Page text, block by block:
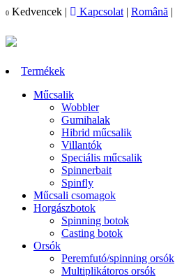
0 Kedvencek | Kapcsolat | Română |
Termékek
Műcsalik
Wobbler
Gumihalak
Hibrid műcsalik
Villantók
Speciális műcsalik
Spinnerbait
Spinfly
Műcsali csomagok
Horgászbotok
Spinning botok
Casting botok
Orsók
Peremfutó/spinning orsók
Multiplikátoros orsók